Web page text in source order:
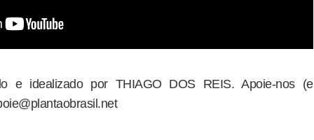
e idealizado por THIAGO DOS REIS. Apoie-nos (e